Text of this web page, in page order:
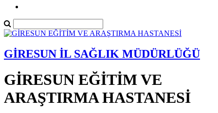
GİRESUN İL SAĞLIK MÜDÜRLÜĞÜ
GİRESUN EĞİTİM VE
ARAŞTIRMA HASTANESİ